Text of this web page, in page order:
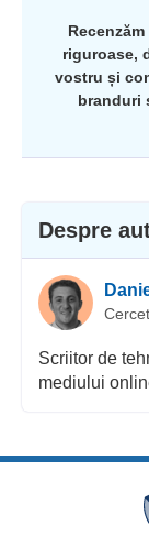
riguroase,
vostru și
branduri
Despre
Scriitor de
mediului